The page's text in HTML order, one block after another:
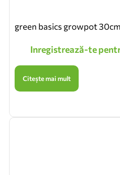
green basics growpot
Inregistrează-te
Citește mai mult